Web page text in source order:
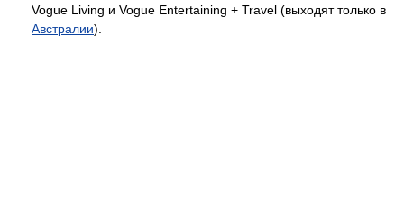
Vogue Living и Vogue Entertaining + Travel (выходят только в
Австралии).